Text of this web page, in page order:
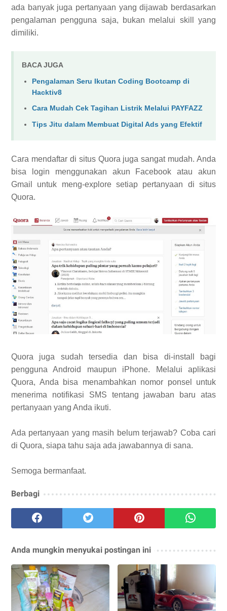
ada banyak juga pertanyaan yang dijawab berdasarkan
pengalaman pengguna saja, bukan melalui skill yang
dimiliki.
BACA JUGA
Pengalaman Seru Ikutan Coding Bootcamp di
Hacktiv8
Cara Mudah Cek Tagihan Listrik Melalui PAYFAZZ
Tips Jitu dalam Membuat Digital Ads yang Efektif
Cara mendaftar di situs Quora juga sangat mudah. Anda
bisa login menggunakan akun Facebook atau akun
Gmail untuk meng-explore setiap pertanyaan di situs
Quora.
Quora juga sudah tersedia dan bisa di-install bagi
pengguna Android maupun iPhone. Melalui aplikasi
Quora, Anda bisa menambahkan nomor ponsel untuk
menerima notifikasi SMS tentang jawaban baru atas
pertanyaan yang Anda ikuti.
Ada pertanyaan yang masih belum terjawab? Coba cari
di Quora, siapa tahu saja ada jawabannya di sana.
Semoga bermanfaat.
Berbagi
Anda mungkin menyukai postingan ini